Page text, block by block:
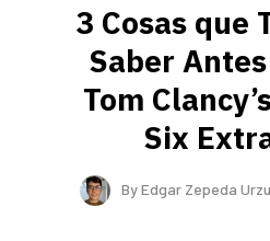
3 Cosas que
Saber
Tom
Six
ByEdgar Zepeda